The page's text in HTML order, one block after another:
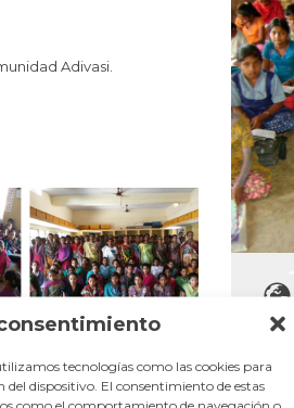
tecnologías como las cookies para
dispositivo. El consentimiento de estas
como el comportamiento de navegación o
Adivasi.